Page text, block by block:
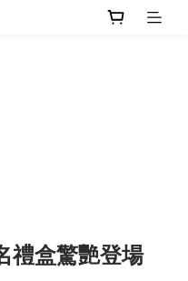
禮盒驚艷登場